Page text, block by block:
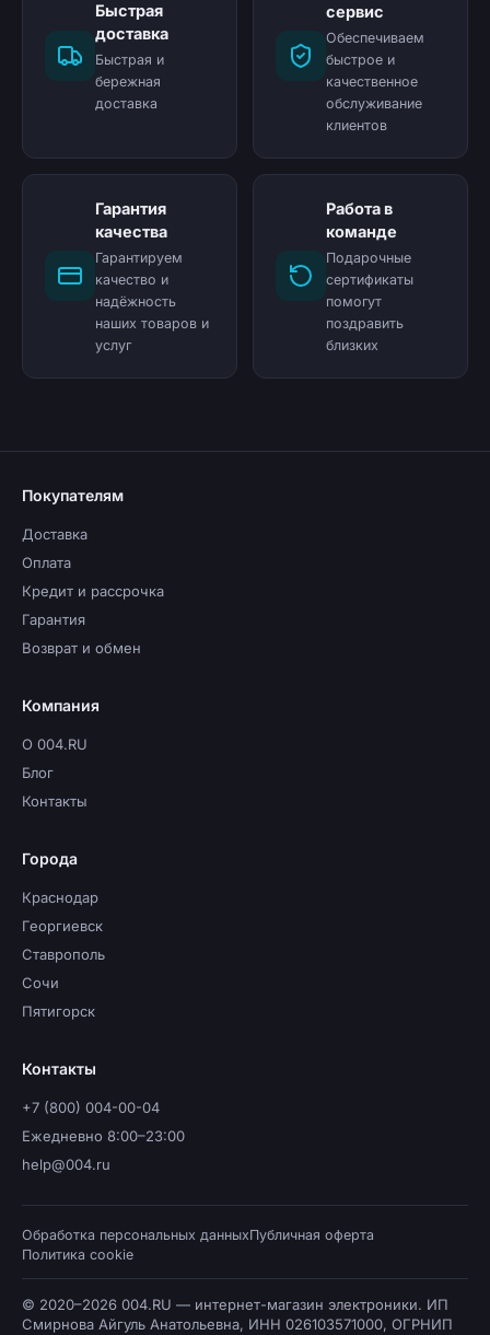
Быстрая
доставка
Быстрая и
бережная
доставка
сервис
Обеспечиваем
быстрое и
качественное
обслуживание
клиентов
Гарантия
качества
Гарантируем
качество и
надёжность
наших товаров и
услуг
Работа в
команде
Подарочные
сертификаты
помогут
поздравить
близких
Покупателям
Доставка
Оплата
Кредит и рассрочка
Гарантия
Возврат и обмен
Компания
О 004.RU
Блог
Контакты
Города
Краснодар
Георгиевск
Ставрополь
Сочи
Пятигорск
Контакты
+7 (800) 004-00-04
Ежедневно 8:00–23:00
help@004.ru
Обработка персональных данныхПубличная оферта
Политика cookie
© 2020–2026 004.RU — интернет-магазин электроники. ИП
Смирнова Айгуль Анатольевна, ИНН 026103571000, ОГРНИП